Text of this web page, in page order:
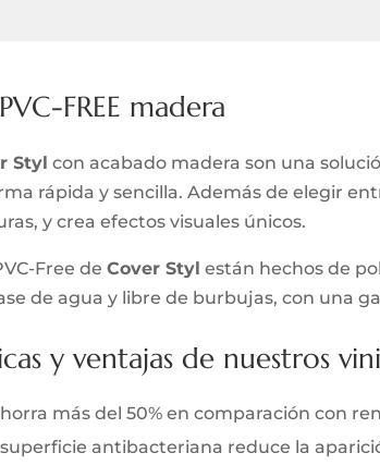
FREE madera
Styl con acabado madera son una
rápida y sencilla. Además de elegir
y crea efectos visuales únicos.
Free deCover Styl están hechos de
de agua y libre de burbujas, con una
y ventajas de nuestros
más del 50% en comparación con
superficie antibacteriana reduce la